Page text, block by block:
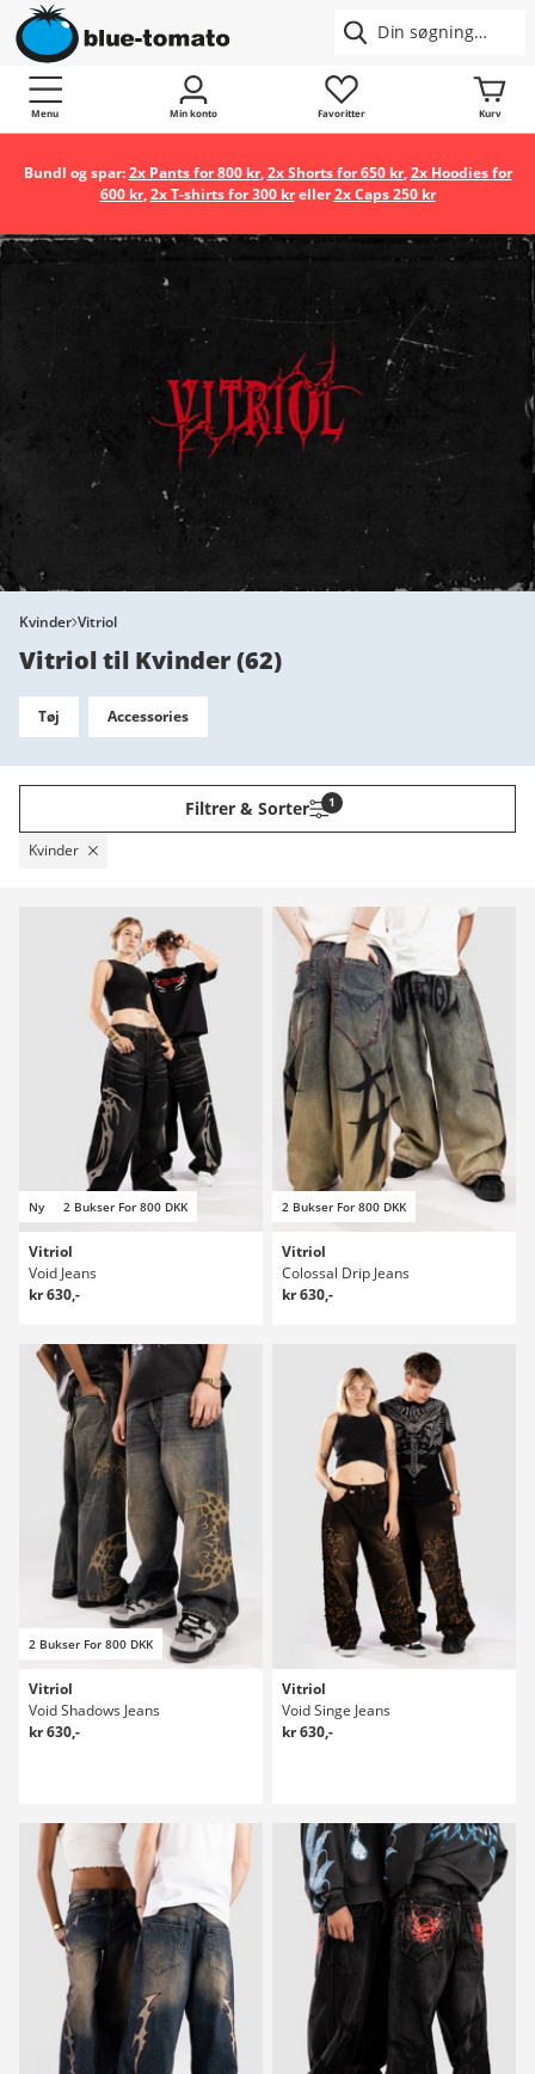
Menu Min konto Favoritter Kurv
Bundl og spar:2x Pants for 800 kr,2x Shorts for 650 kr,2x Hoodies for
600 kr,2x T-shirts for 300 kreller2x Caps 250 kr
Kvinder Vitriol
Vitriol til Kvinder(62)
Tøj Accessories
Filtrer & Sorter 1
Kvinder
Ny 2 Bukser For 800 DKK
Vitriol
Void Jeans
kr 630,-
2 Bukser For 800 DKK
Vitriol
Colossal Drip Jeans
kr 630,-
2 Bukser For 800 DKK
Vitriol
Void Shadows Jeans
kr 630,-
Vitriol
Void Singe Jeans
kr 630,-